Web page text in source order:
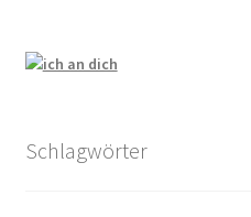
Mahnmal für die politisch
Walter Hasenclever
Schlagwörter